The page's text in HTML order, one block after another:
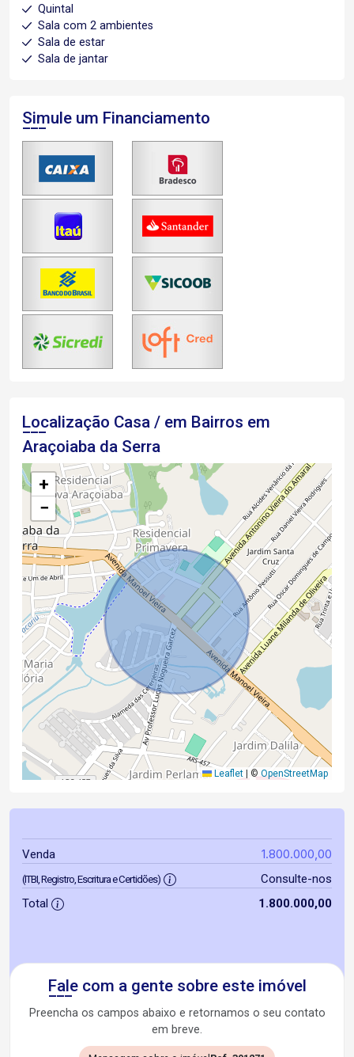
Quintal
Sala com 2 ambientes
Sala de estar
Sala de jantar
Simule um Financiamento
Localização Casa / em Bairros em
Araçoiaba da Serra
+
−
Leaflet © OpenStreetMap
Venda 1.800.000,00
(ITBI, Registro, Escritura e Certidões)
Consulte-nos
Total
1.800.000,00
Fale com a gente sobre este imóvel
Preencha os campos abaixo e retornamos o seu contato
em breve.